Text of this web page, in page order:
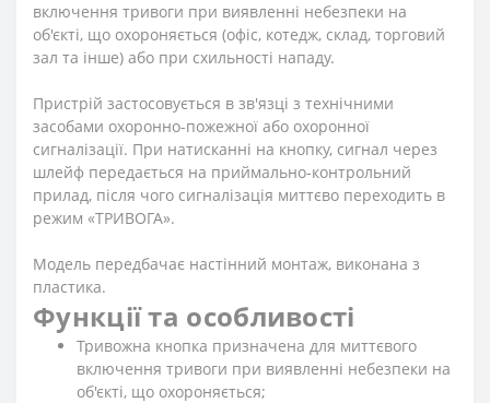
включення тривоги при виявленні небезпеки на
об'єкті, що охороняється (офіс, котедж, склад, торговий
зал та інше) або при схильності нападу.
Пристрій застосовується в зв'язці з технічними
засобами охоронно-пожежної або охоронної
сигналізації. При натисканні на кнопку, сигнал через
шлейф передається на приймально-контрольний
прилад, після чого сигналізація миттєво переходить в
режим «ТРИВОГА».
Модель передбачає настінний монтаж, виконана з
пластика.
Функції та особливості
Тривожна кнопка призначена для миттєвого
включення тривоги при виявленні небезпеки на
об'єкті, що охороняється;